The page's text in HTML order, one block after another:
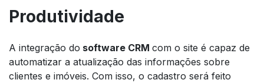
Produtividade
A integração do software CRM com o site é capaz de
automatizar a atualização das informações sobre
clientes e imóveis. Com isso, o cadastro será feito